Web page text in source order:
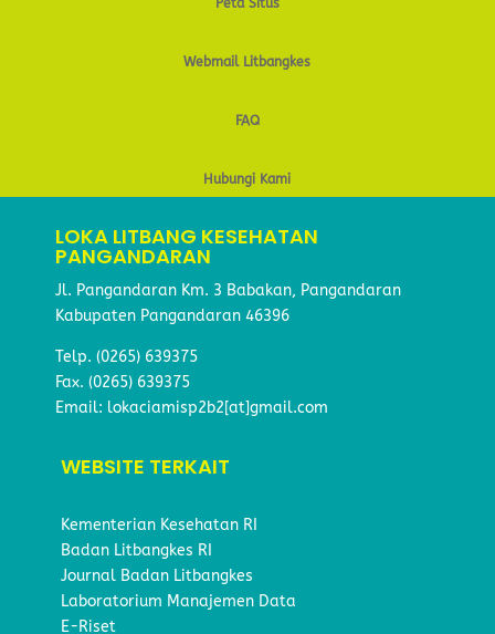
Peta Situs
Webmail Litbangkes
FAQ
Hubungi Kami
LOKA LITBANG KESEHATAN
PANGANDARAN
Jl. Pangandaran Km. 3 Babakan, Pangandaran
Kabupaten Pangandaran 46396
Telp. (0265) 639375
Fax. (0265) 639375
Email: lokaciamisp2b2[at]gmail.com
WEBSITE TERKAIT
Kementerian Kesehatan RI
Badan Litbangkes RI
Journal Badan Litbangkes
Laboratorium Manajemen Data
E-Riset